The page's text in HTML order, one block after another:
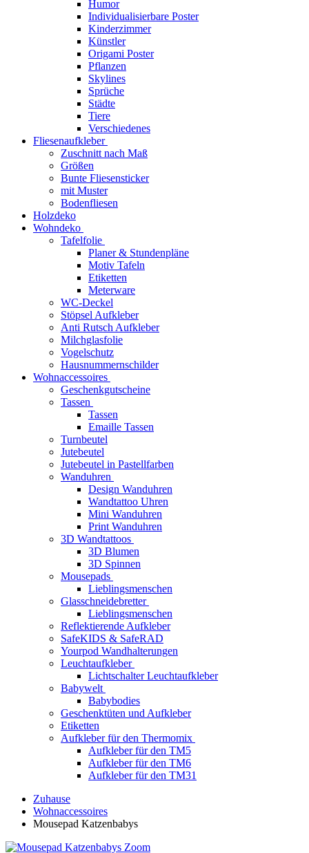
Humor
Individualisierbare Poster
Kinderzimmer
Künstler
Origami Poster
Pflanzen
Skylines
Sprüche
Städte
Tiere
Verschiedenes
Fliesenaufkleber
Zuschnitt nach Maß
Größen
Bunte Fliesensticker
mit Muster
Bodenfliesen
Holzdeko
Wohndeko
Tafelfolie
Planer & Stundenpläne
Motiv Tafeln
Etiketten
Meterware
WC-Deckel
Stöpsel Aufkleber
Anti Rutsch Aufkleber
Milchglasfolie
Vogelschutz
Hausnummernschilder
Wohnaccessoires
Geschenkgutscheine
Tassen
Tassen
Emaille Tassen
Turnbeutel
Jutebeutel
Jutebeutel in Pastellfarben
Wanduhren
Design Wanduhren
Wandtattoo Uhren
Mini Wanduhren
Print Wanduhren
3D Wandtattoos
3D Blumen
3D Spinnen
Mousepads
Lieblingsmenschen
Glasschneidebretter
Lieblingsmenschen
Reflektierende Aufkleber
SafeKIDS & SafeRAD
Yourpod Wandhalterungen
Leuchtaufkleber
Lichtschalter Leuchtaufkleber
Babywelt
Babybodies
Geschenktüten und Aufkleber
Etiketten
Aufkleber für den Thermomix
Aufkleber für den TM5
Aufkleber für den TM6
Aufkleber für den TM31
Zuhause
Wohnaccessoires
Mousepad Katzenbabys
Zoom